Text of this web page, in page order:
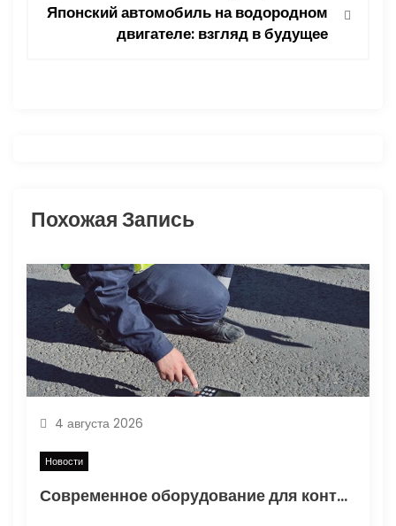
п
о
з
а
п
и
с
я
Японский автомобиль на водородном
двигателе: взгляд в будущее
Похожая Запись
4 августа 2026
Новости
Современное оборудование для контроля качества в дорожном строительстве